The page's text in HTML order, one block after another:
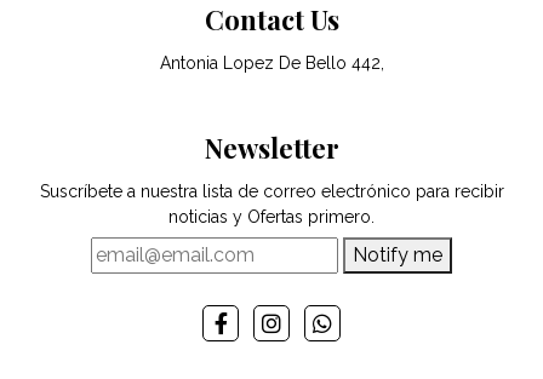
Contact Us
Antonia Lopez De Bello 442,
Newsletter
Suscríbete a nuestra lista de correo electrónico para recibir
noticias y Ofertas primero.
Notify me